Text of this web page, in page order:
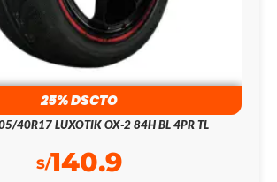
25% DSCTO
40R17 LUXOTIK OX-2 84H BL 4PR TL
S/140.9